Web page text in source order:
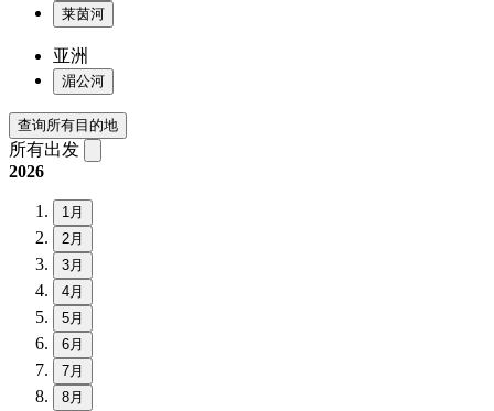
莱茵河
亚洲
湄公河
查询所有目的地
所有出发
2026
1月
2月
3月
4月
5月
6月
7月
8月